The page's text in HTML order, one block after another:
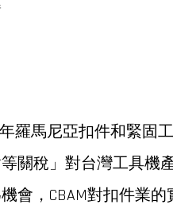
羅馬尼亞扣件和緊固工
關稅」對台灣工具機
會，CBAM對扣件業的